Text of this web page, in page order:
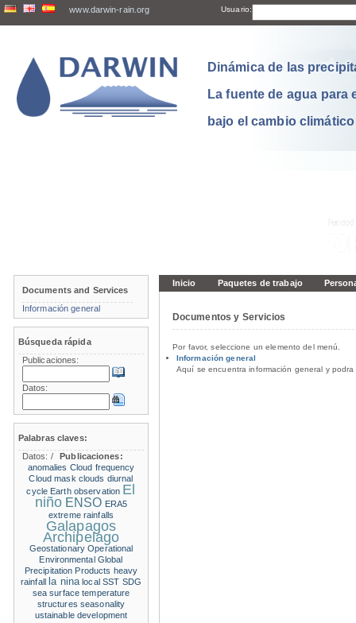
www.darwin-rain.org Usuario:
Dinámica de las
La fuente de agua para
bajo el cambio climático
Inicio Paquetes de trabajo
Documentos y Servicios
Por favor, seleccione un elemento del menú.
Información general
Aquí se encuentra información general y
Documents and Services
Información general
Búsqueda rápida
Publicaciones:
Datos:
Palabras claves:
Datos: /
Publicaciones:
anomalies Cloud frequency
Cloud mask clouds diurnal
cycle Earth observation El
niño ENSO ERA5
extreme rainfalls
Galapagos
Archipelago
Geostationary Operational
Environmental Global
Precipitation Products heavy
rainfall
la nina local SST SDG
sea surface temperature
structures seasonality
ustainable development